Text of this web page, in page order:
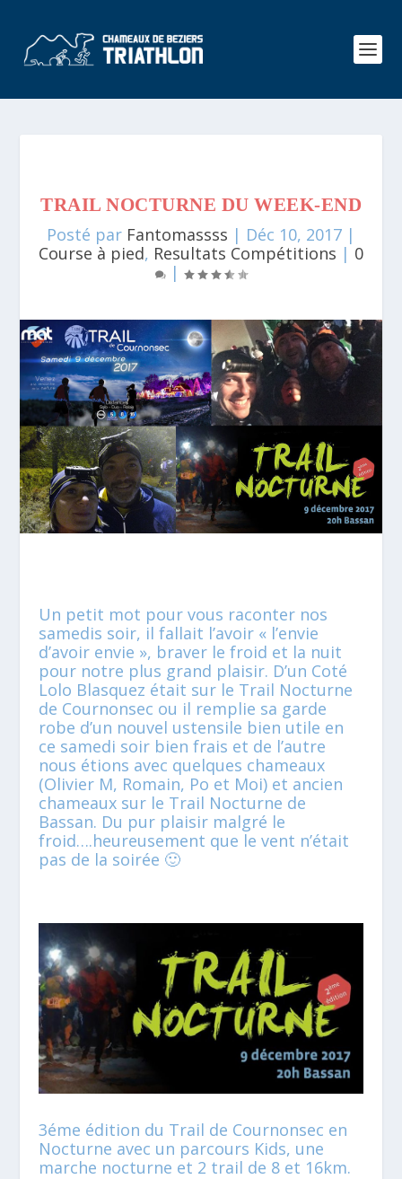
TRAIL NOCTURNE DU WEEK-END
Posté par Fantomassss | Déc 10, 2017 |
Course à pied, Resultats Compétitions | 0
|
Un petit mot pour vous raconter nos
samedis soir, il fallait l’avoir « l’envie
d’avoir envie », braver le froid et la nuit
pour notre plus grand plaisir. D’un Coté
Lolo Blasquez était sur le Trail Nocturne
de Cournonsec ou il remplie sa garde
robe d’un nouvel ustensile bien utile en
ce samedi soir bien frais et de l’autre
nous étions avec quelques chameaux
(Olivier M, Romain, Po et Moi) et ancien
chameaux sur le Trail Nocturne de
Bassan. Du pur plaisir malgré le
froid….heureusement que le vent n’était
pas de la soirée 🙂
3éme édition du Trail de Cournonsec en
Nocturne avec un parcours Kids, une
marche nocturne et 2 trail de 8 et 16km.